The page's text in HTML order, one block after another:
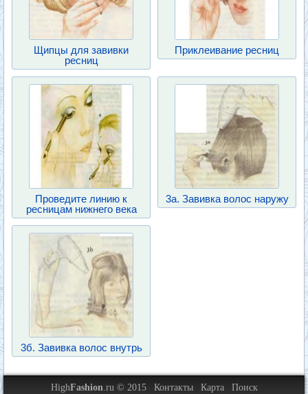
Щипцы для завивки
ресниц
Приклеивание ресниц
Проведите линию к
ресницам нижнего века
3а. Завивка волос наружу
3б. Завивка волос внутрь
HighFashion.ru © 2015 Контакты Карта
Поиск